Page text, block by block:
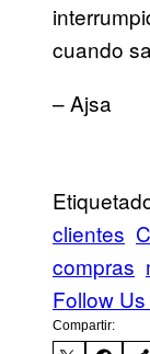
cuando
– Ajsa
clientes
compras
Follow
Compartir: